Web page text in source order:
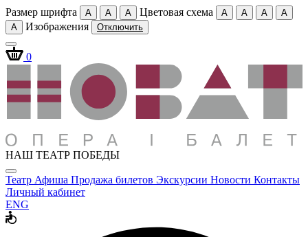
Размер шрифта A A A Цветовая схема A A A
A
A
Изображения Отключить
0
НАШ ТЕАТР ПОБЕДЫ
Театр Афиша Продажа билетов Экскурсии Новости Контакты
Личный кабинет
ENG